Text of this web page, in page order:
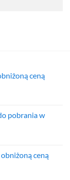
ceną
pobrania w
ceną